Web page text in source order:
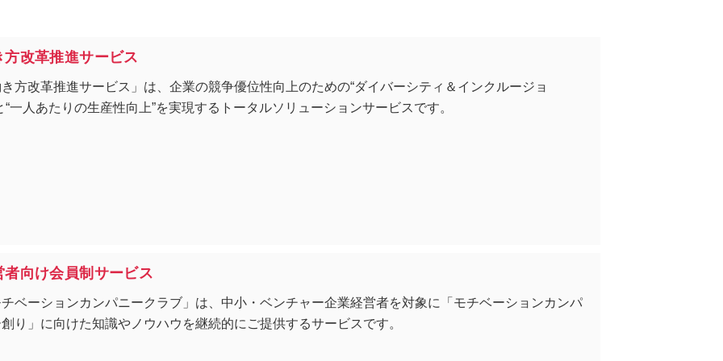
方改革推進サービス
方改革推進サービス」は、企業の競争優位性向上のための“ダイバーシティ＆インクルージョ
“一人あたりの生産性向上”を実現するトータルソリューションサービスです。
者向け会員制サービス
ベーションカンパニークラブ」は、中小・ベンチャー企業経営者を対象に「モチベーションカンパ
り」に向けた知識やノウハウを継続的にご提供するサービスです。